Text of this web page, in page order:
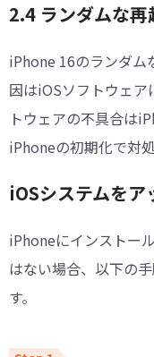
2.4 ランダムな
iPhone 16のランダム
因はiOSソフトウェア
トウェアの不具合は
iPhoneの初期化で対
iOSシステムを
iPhoneにインストー
はない場合、以下の
す。